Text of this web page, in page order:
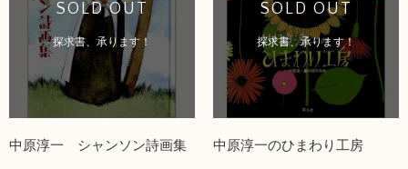
SOLD OUT
探求書、承ります！
中原淳一 シャンソン詩画集
SOLD OUT
探求書、承ります！
中原淳一のひまわり工房